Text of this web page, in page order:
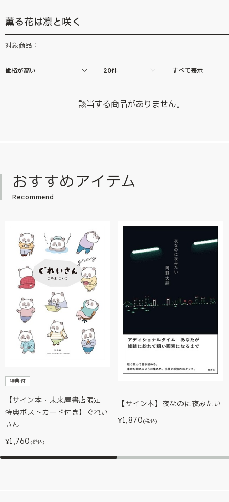
薫る花は凛と咲く
対象商品：
価格が高い 20件 すべて表示
該当する商品がありません。
おすすめアイテム
Recommend
特典付
【サイン本・未来屋書店限定
特典ポストカード付き】ぐれい
さん
¥1,760 (税込)
【サイン本】夜なのに夜みたい
¥1,870(税込)